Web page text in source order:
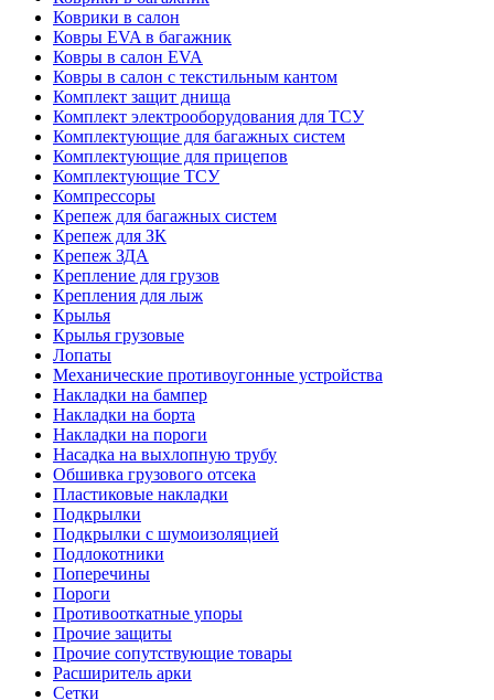
Коврики в салон
Ковры EVA в багажник
Ковры в салон EVA
Ковры в салон с текстильным кантом
Комплект защит днища
Комплект электрооборудования для ТСУ
Комплектующие для багажных систем
Комплектующие для прицепов
Комплектующие ТСУ
Компрессоры
Крепеж для багажных систем
Крепеж для ЗК
Крепеж ЗДА
Крепление для грузов
Крепления для лыж
Крылья
Крылья грузовые
Лопаты
Механические противоугонные устройства
Накладки на бампер
Накладки на борта
Накладки на пороги
Насадка на выхлопную трубу
Обшивка грузового отсека
Пластиковые накладки
Подкрылки
Подкрылки с шумоизоляцией
Подлокотники
Поперечины
Пороги
Противооткатные упоры
Прочие защиты
Прочие сопутствующие товары
Расширитель арки
Сетки